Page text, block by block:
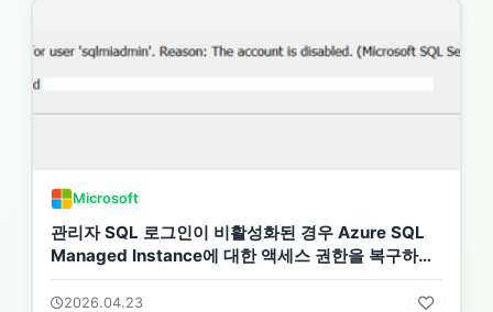
Microsoft
관리자 SQL 로그인이 비활성화된 경우 Azure SQL
Managed Instance에 대한 액세스 권한을 복구하는
방법
2026.04.23